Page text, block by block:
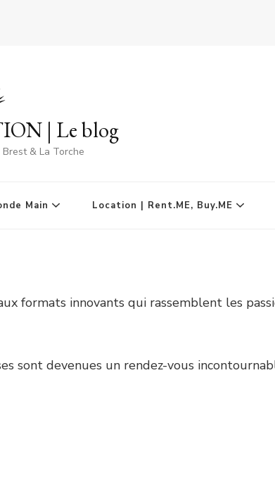
| Le blog
& La Torche
Main Location | Rent.ME, Buy.ME
formats innovants qui rassemblent les
sont devenues un rendez-vous